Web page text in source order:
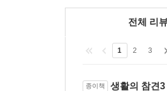
전체 리
1 2 3
종이책 생활의 참견3